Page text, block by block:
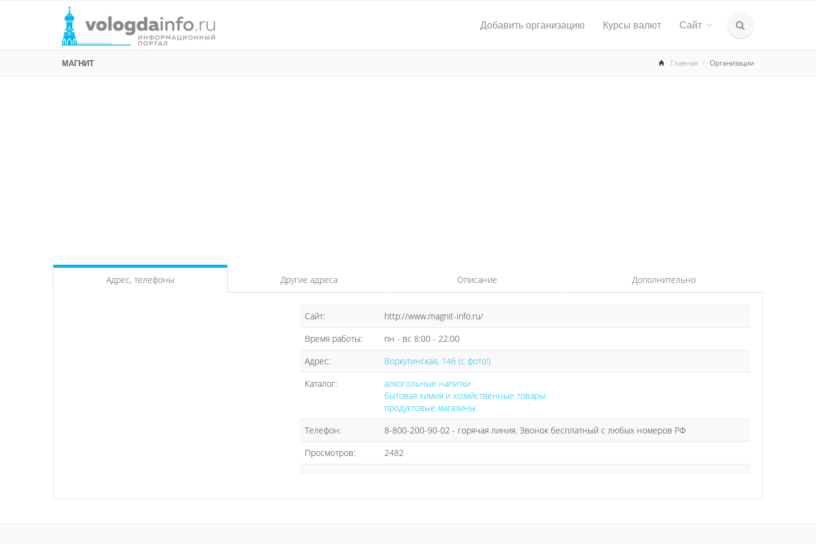
Добавить организацию Курсы валют Сайт
МАГНИТ Главная Организации
Адрес, телефоны Другие адреса Описание Дополнительно
Сайт:
http://www.magnit-info.ru/
Время работы:
пн - вс 8:00 - 22:00
Адрес:
Воркутинская, 14б (с фото!)
Каталог:
алкогольные напитки
бытовая химия и хозяйственные товары
продуктовые магазины
Телефон:
8-800-200-90-02 - горячая линия. Звонок бесплатный с любых номеров РФ
Просмотров:
2482